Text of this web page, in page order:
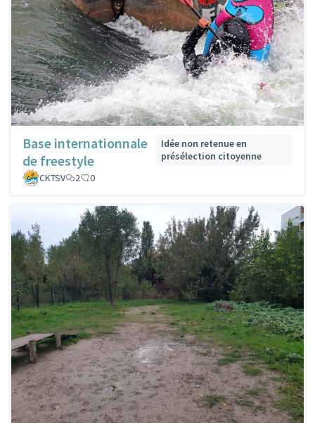
Base internationnale
de freestyle
Idée non retenue en
présélection citoyenne
CKTSV
2 0